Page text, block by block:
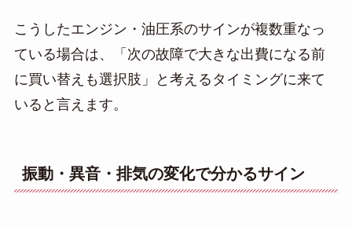
こうしたエンジン・油圧系のサインが複数重なっ
ている場合は、「次の故障で大きな出費になる前
に買い替えも選択肢」と考えるタイミングに来て
いると言えます。
振動・異音・排気の変化で分かるサイン